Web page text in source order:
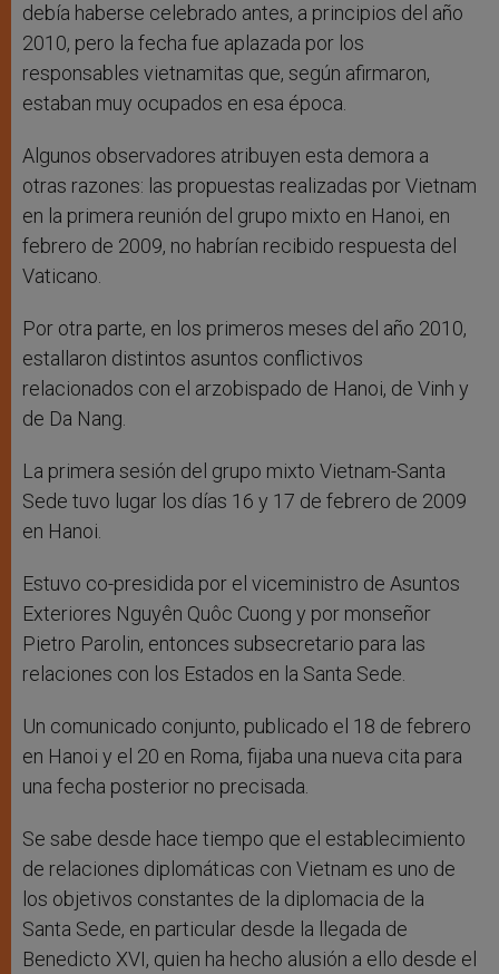
debía haberse celebrado antes, a principios del año
2010, pero la fecha fue aplazada por los
responsables vietnamitas que, según afirmaron,
estaban muy ocupados en esa época.
Algunos observadores atribuyen esta demora a
otras razones: las propuestas realizadas por Vietnam
en la primera reunión del grupo mixto en Hanoi, en
febrero de 2009, no habrían recibido respuesta del
Vaticano.
Por otra parte, en los primeros meses del año 2010,
estallaron distintos asuntos conflictivos
relacionados con el arzobispado de Hanoi, de Vinh y
de Da Nang.
La primera sesión del grupo mixto Vietnam-Santa
Sede tuvo lugar los días 16 y 17 de febrero de 2009
en Hanoi.
Estuvo co-presidida por el viceministro de Asuntos
Exteriores Nguyên Quôc Cuong y por monseñor
Pietro Parolin, entonces subsecretario para las
relaciones con los Estados en la Santa Sede.
Un comunicado conjunto, publicado el 18 de febrero
en Hanoi y el 20 en Roma, fijaba una nueva cita para
una fecha posterior no precisada.
Se sabe desde hace tiempo que el establecimiento
de relaciones diplomáticas con Vietnam es uno de
los objetivos constantes de la diplomacia de la
Santa Sede, en particular desde la llegada de
Benedicto XVI, quien ha hecho alusión a ello desde el